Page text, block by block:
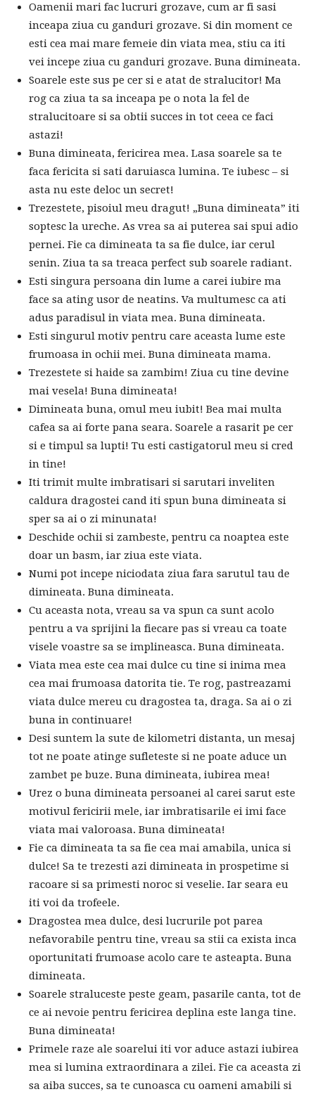
Oamenii mari fac lucruri grozave, cum ar fi sasi
inceapa ziua cu ganduri grozave. Si din moment ce
esti cea mai mare femeie din viata mea, stiu ca iti
vei incepe ziua cu ganduri grozave. Buna dimineata.
Soarele este sus pe cer si e atat de stralucitor! Ma
rog ca ziua ta sa inceapa pe o nota la fel de
stralucitoare si sa obtii succes in tot ceea ce faci
astazi!
Buna dimineata, fericirea mea. Lasa soarele sa te
faca fericita si sati daruiasca lumina. Te iubesc – si
asta nu este deloc un secret!
Trezestete, pisoiul meu dragut! „Buna dimineata” iti
soptesc la ureche. As vrea sa ai puterea sai spui adio
pernei. Fie ca dimineata ta sa fie dulce, iar cerul
senin. Ziua ta sa treaca perfect sub soarele radiant.
Esti singura persoana din lume a carei iubire ma
face sa ating usor de neatins. Va multumesc ca ati
adus paradisul in viata mea. Buna dimineata.
Esti singurul motiv pentru care aceasta lume este
frumoasa in ochii mei. Buna dimineata mama.
Trezestete si haide sa zambim! Ziua cu tine devine
mai vesela! Buna dimineata!
Dimineata buna, omul meu iubit! Bea mai multa
cafea sa ai forte pana seara. Soarele a rasarit pe cer
si e timpul sa lupti! Tu esti castigatorul meu si cred
in tine!
Iti trimit multe imbratisari si sarutari inveliten
caldura dragostei cand iti spun buna dimineata si
sper sa ai o zi minunata!
Deschide ochii si zambeste, pentru ca noaptea este
doar un basm, iar ziua este viata.
Numi pot incepe niciodata ziua fara sarutul tau de
dimineata. Buna dimineata.
Cu aceasta nota, vreau sa va spun ca sunt acolo
pentru a va sprijini la fiecare pas si vreau ca toate
visele voastre sa se implineasca. Buna dimineata.
Viata mea este cea mai dulce cu tine si inima mea
cea mai frumoasa datorita tie. Te rog, pastreazami
viata dulce mereu cu dragostea ta, draga. Sa ai o zi
buna in continuare!
Desi suntem la sute de kilometri distanta, un mesaj
tot ne poate atinge sufleteste si ne poate aduce un
zambet pe buze. Buna dimineata, iubirea mea!
Urez o buna dimineata persoanei al carei sarut este
motivul fericirii mele, iar imbratisarile ei imi face
viata mai valoroasa. Buna dimineata!
Fie ca dimineata ta sa fie cea mai amabila, unica si
dulce! Sa te trezesti azi dimineata in prospetime si
racoare si sa primesti noroc si veselie. Iar seara eu
iti voi da trofeele.
Dragostea mea dulce, desi lucrurile pot parea
nefavorabile pentru tine, vreau sa stii ca exista inca
oportunitati frumoase acolo care te asteapta. Buna
dimineata.
Soarele straluceste peste geam, pasarile canta, tot de
ce ai nevoie pentru fericirea deplina este langa tine.
Buna dimineata!
Primele raze ale soarelui iti vor aduce astazi iubirea
mea si lumina extraordinara a zilei. Fie ca aceasta zi
sa aiba succes, sa te cunoasca cu oameni amabili si